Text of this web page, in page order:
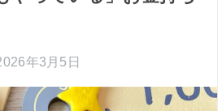
年3月5日